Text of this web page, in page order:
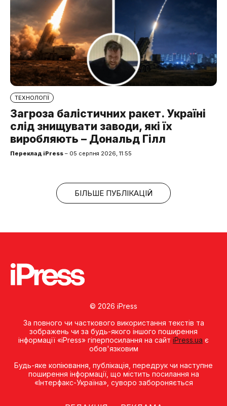
ТЕХНОЛОГІЇ
Загроза балістичних ракет. Україні
слід знищувати заводи, які їх
виробляють – Дональд Гілл
Переклад iPress – 05 серпня 2026, 11:55
БІЛЬШЕ ПУБЛІКАЦІЙ
© 2026 iPress
За повного чи часткового використання текстів та
зображень чи за будь-якого іншого поширення
інформації «iPress» гіперпосилання на сайт iPress.ua є
обов'язковим
Будь-яке копiювання, публiкацiя, передрук чи наступне
поширення iнформацiї, що мiстить посилання на
«Iнтерфакс-Україна», суворо забороняється